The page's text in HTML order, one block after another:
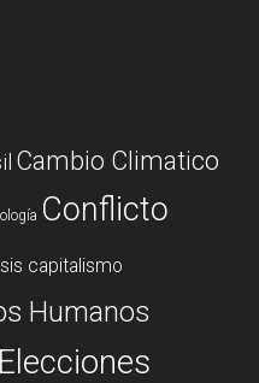
Cambio Climatico
Conflicto
capitalismo
Humanos
Elecciones